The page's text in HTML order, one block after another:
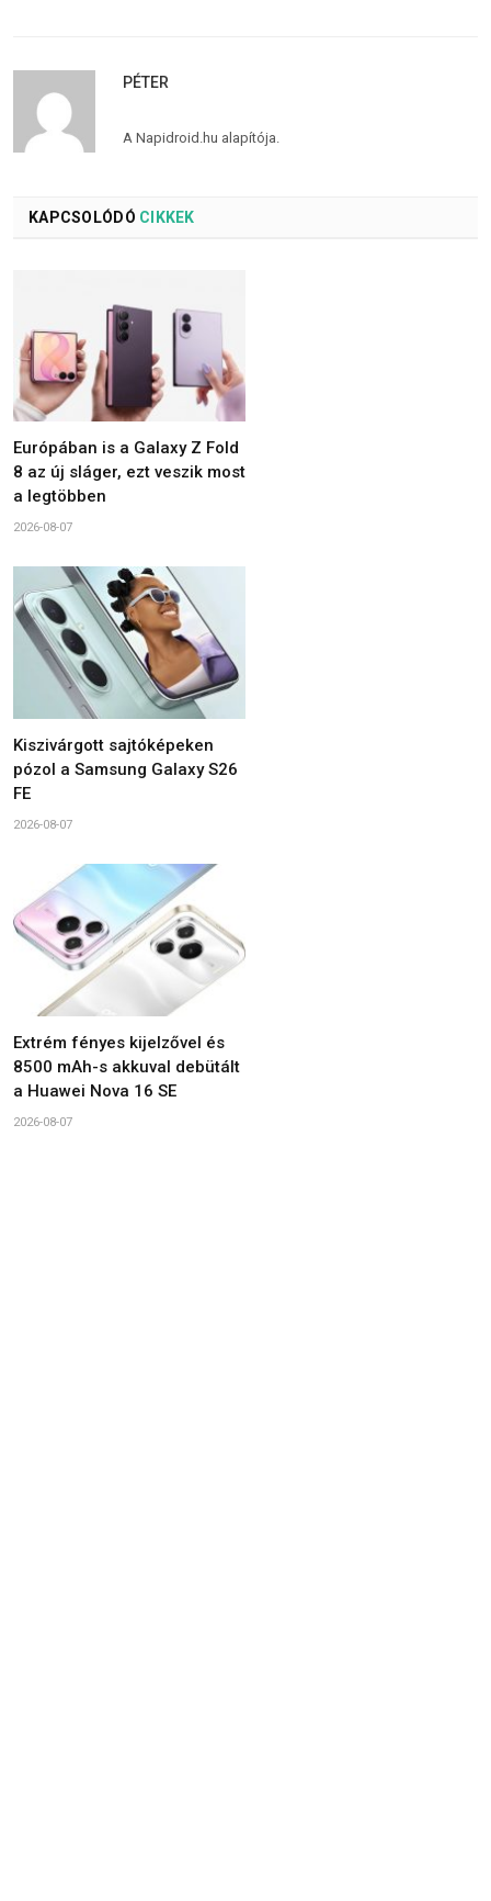
PÉTER
A Napidroid.hu alapítója.
KAPCSOLÓDÓ CIKKEK
Európában is a Galaxy Z Fold
8 az új sláger, ezt veszik most
a legtöbben
2026-08-07
Kiszivárgott sajtóképeken
pózol a Samsung Galaxy S26
FE
2026-08-07
Extrém fényes kijelzővel és
8500 mAh-s akkuval debütált
a Huawei Nova 16 SE
2026-08-07